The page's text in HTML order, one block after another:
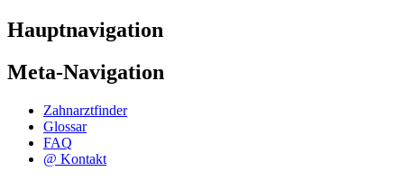
Hauptnavigation
Meta-Navigation
Zahnarztfinder
Glossar
FAQ
@ Kontakt